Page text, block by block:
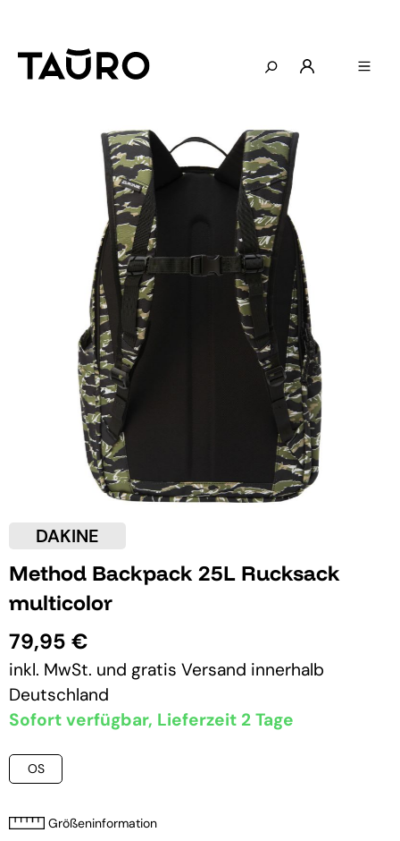
DAKINE
Method Backpack 25L Rucksack
multicolor
79,95 €
inkl. MwSt. und gratis Versand innerhalb
Deutschland
Sofort verfügbar, Lieferzeit 2 Tage
OS
Größeninformation